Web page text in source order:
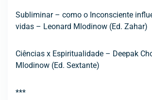
Subliminar – como o Inconsciente
vidas – Leonard Mlodinow (Ed. Zahar)
Ciências x Espiritualidade – Deepak
Mlodinow (Ed. Sextante)
***